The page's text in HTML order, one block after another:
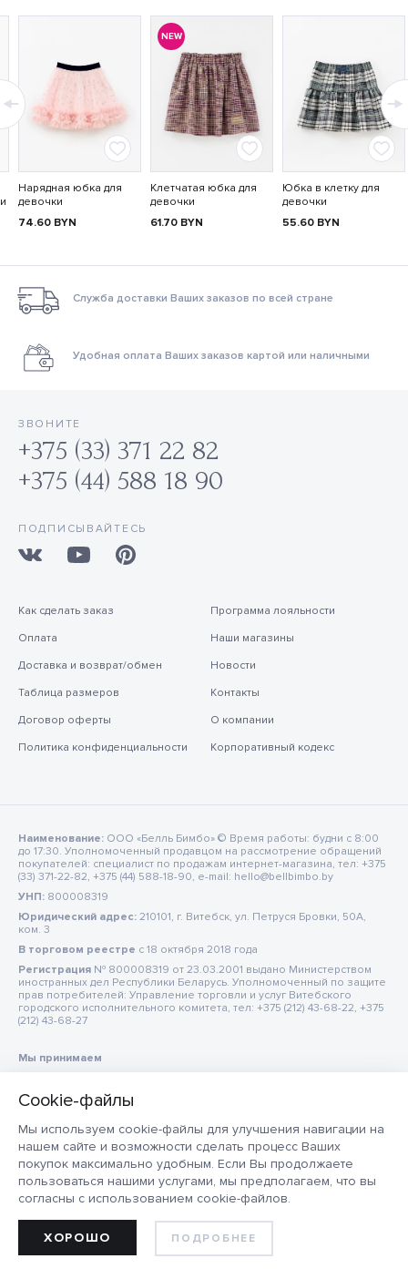
Мы используем cookie-файлы для улучшения навигации на
нашем сайте и возможности сделать процесс Ваших
покупок максимально удобным. Если Вы продолжаете
пользоваться нашими услугами, мы предполагаем, что вы
согласны с использованием cookie-файлов.
ПОДРОБНЕЕ
ХОРОШО
ДОБАВИТЬ В КОРЗИНУ
Нарядная юбка для
девочки
74.60 BYN
NEW
Клетчатая юбка для
девочки
61.70 BYN
Юбка в клетку для
девочки
55.60 BYN
Служба доставки Ваших заказов по всей стране
Удобная оплата Ваших заказов картой или наличными
ЗВОНИТЕ
+375 (33) 371 22 82
+375 (44) 588 18 90
ПОДПИСЫВАЙТЕСЬ
Как сделать заказ
Оплата
Доставка и возврат/обмен
Таблица размеров
Договор оферты
Политика конфиденциальности
Программа лояльности
Наши магазины
Новости
Контакты
О компании
Корпоративный кодекс
Наименование: ООО «Белль Бимбо» © Время работы: будни с 8:00
до 17:30. Уполномоченный продавцом на рассмотрение обращений
покупателей: специалист по продажам интернет-магазина, тел: +375
(33) 371-22-82, +375 (44) 588-18-90, e-mail: hello@bellbimbo.by
УНП: 800008319
Юридический адрес: 210101, г. Витебск, ул. Петруся Бровки, 50А,
ком. 3
В торговом реестре c 18 октября 2018 года
Регистрация № 800008319 от 23.03.2001 выдано Министерством
иностранных дел Республики Беларусь. Уполномоченный по защите
прав потребителей: Управление торговли и услуг Витебского
городского исполнительного комитета, тел: +375 (212) 43-68-22, +375
(212) 43-68-27
Мы принимаем